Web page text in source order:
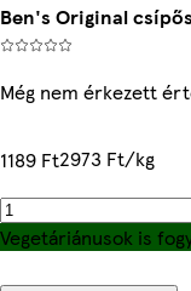
Ben's Original
Még nem érkezett
1189 Ft2973 Ft/kg
Vegetáriánusok is